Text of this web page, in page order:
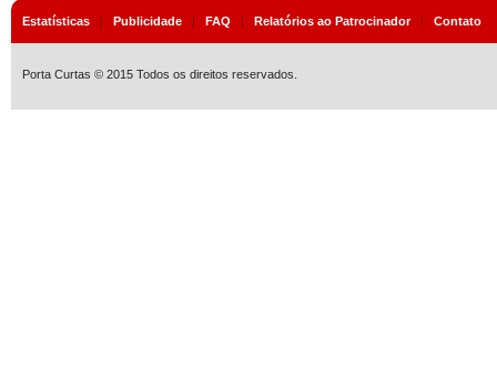
Estatísticas | Publicidade | FAQ | Relatórios ao Patrocinador| Contato
Porta Curtas © 2015 Todos os direitos reservados.